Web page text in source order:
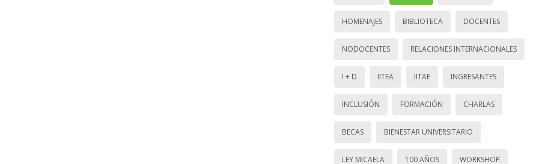
HOMENAJES BIBLIOTECA DOCENTES
NODOCENTES RELACIONES INTERNACIONALES
I + D IITEA IITAE INGRESANTES
INCLUSIÓN FORMACIÓN CHARLAS
BECAS BIENESTAR UNIVERSITARIO
LEY MICAELA 100 AÑOS WORKSHOP